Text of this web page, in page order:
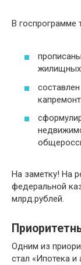
В госпрограмме
жилищных
На заметку! На
федеральной
млрд.рублей.
Одним из
стал «Ипотека